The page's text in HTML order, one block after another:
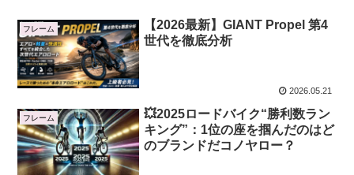
フレーム
【2026最新】GIANT Propel 第4
世代を徹底分析
2026.05.21
フレーム
💥2025ロードバイク“勝利数ラン
キング”：1位の座を掴んだのはど
のブランドだコノヤロー？